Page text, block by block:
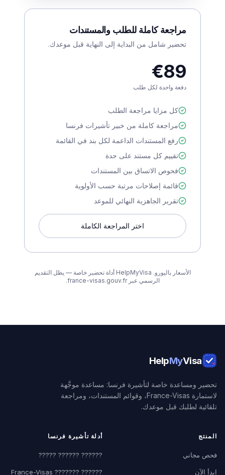
مراجعة كاملة للطلب والمستندات
تحضير شامل من البداية إلى النهاية قبل موعدك.
€89
دفعة واحدة لكل طلب
كل مزايا مراجعة الطلب
مراجعة كاملة من خبير تأشيرات فرنسا
رفع المستندات الداعمة لكل بند في القائمة
تقييم كل مستند على حدة
فحوص الاتساق بين المستندات
قائمة إصلاحات مرتبة حسب الأولوية
تقرير الجاهزية النهائي للموعد
اختر المراجعة الكاملة
الأسعار باليورو. HelpMyVisa أداة تحضير خاصة — يظل التقديم
الرسمي عبر france-visas.gouv.fr.
HelpMyVisa
تحضير ومساعدة خاصة لتأشيرة فرنسا: مساعدة موجَّهة
لاستمارة France-Visas، وقوائم المستندات، ومراجعة
تلقائية لطلبك قبل موعدك.
المنتج
فحص مجاني
ابدأ الآن
أدلة تأشيرة فرنسا
?????? ?????? ?????
?????? ??????? France-Visas